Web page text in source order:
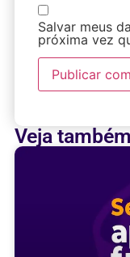
Salvar meus
próxima vez
Veja também